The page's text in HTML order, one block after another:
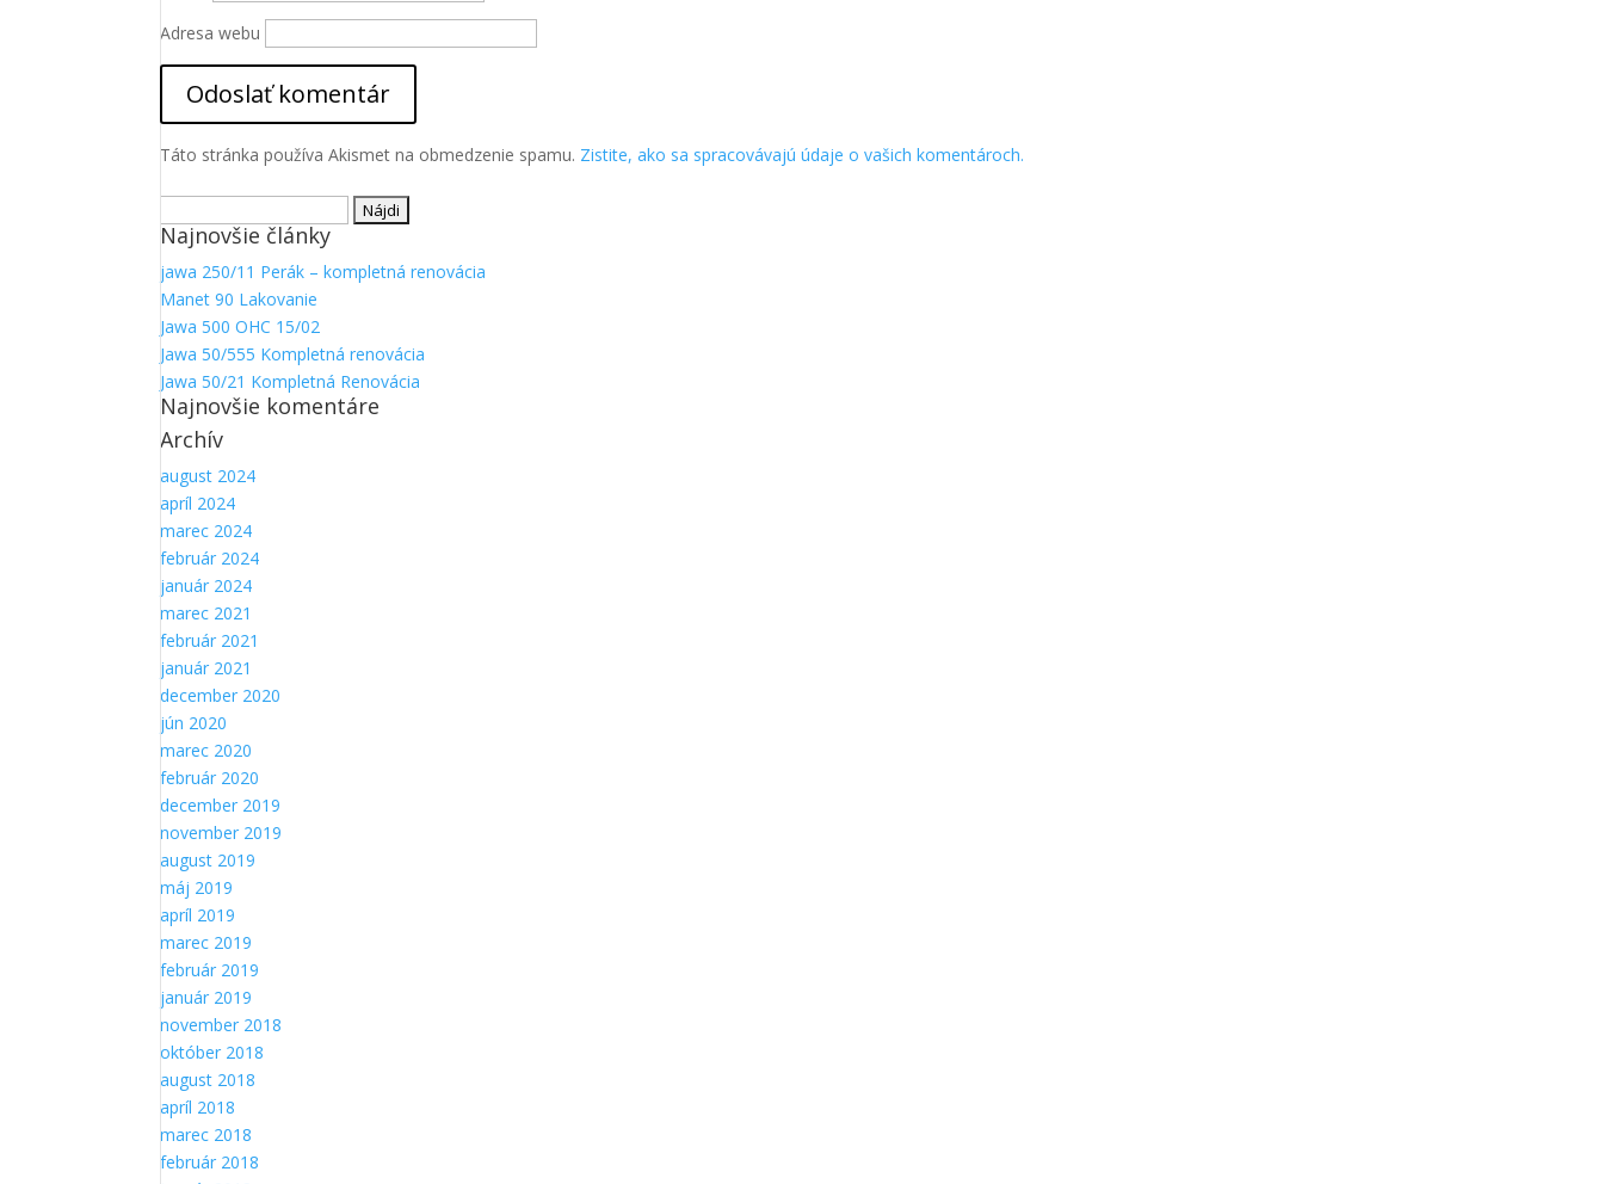
Adresa webu
Táto stránka používa Akismet na obmedzenie spamu. Zistite, ako sa spracovávajú údaje o vašich komentároch.
Najnovšie články
jawa 250/11 Perák – kompletná renovácia
Manet 90 Lakovanie
Jawa 500 OHC 15/02
Jawa 50/555 Kompletná renovácia
Jawa 50/21 Kompletná Renovácia
Najnovšie komentáre
Archív
august 2024
apríl 2024
marec 2024
február 2024
január 2024
marec 2021
február 2021
január 2021
december 2020
jún 2020
marec 2020
február 2020
december 2019
november 2019
august 2019
máj 2019
apríl 2019
marec 2019
február 2019
január 2019
november 2018
október 2018
august 2018
apríl 2018
marec 2018
február 2018